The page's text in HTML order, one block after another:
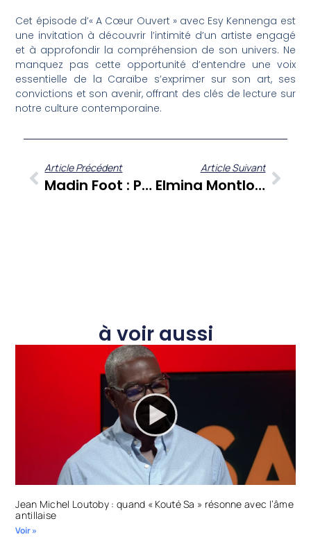
Cet épisode d’« A Cœur Ouvert » avec Esy Kennenga est
une invitation à découvrir l’intimité d’un artiste engagé
et à approfondir la compréhension de son univers. Ne
manquez pas cette opportunité d’entendre une voix
essentielle de la Caraïbe s’exprimer sur son art, ses
convictions et son avenir, offrant des clés de lecture sur
notre culture contemporaine.
Article Précédent
Madin Foot : Plongée Au Cœur Du Football Martiniquais Dans L’Épisode 30
Article Suivant
Elmina Montlouis Calixte Et Biznes Island Girls : Le Développement Économique Insulaire Au Féminin
à voir aussi
Jean Michel Loutoby : quand « Kouté Sa » résonne avec l’âme
antillaise
Voir »